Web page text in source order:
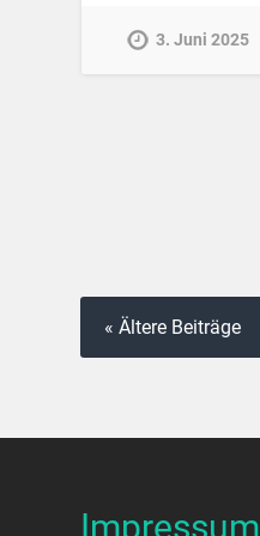
3. Juni 2025
« Ältere Beiträge
Impressum